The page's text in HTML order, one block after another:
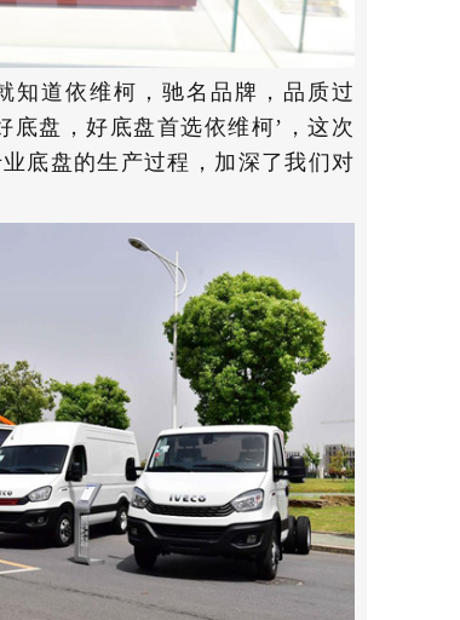
知道依维柯，驰名品牌，品质过
底盘，好底盘首选依维柯’，这次
底盘的生产过程，加深了我们对